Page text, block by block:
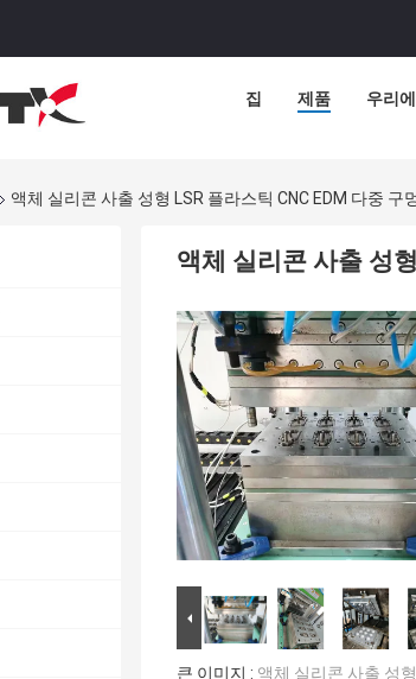
집 제품 우리
액체 실리콘 사출 성형 LSR 플라스틱 CNC EDM 다중 구
액체 실리콘 사출 성
큰 이미지 : 액체 실리콘 사출 성